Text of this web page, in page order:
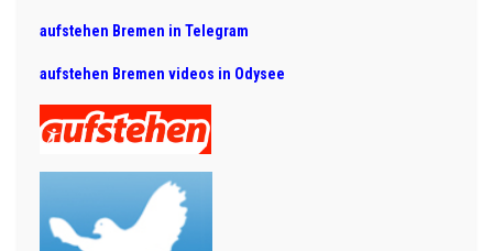
aufstehen Bremen in Telegram
aufstehen Bremen videos in Odysee